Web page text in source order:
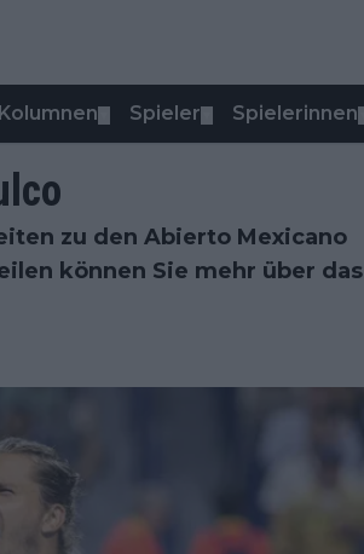
Spieler Spielerinnen
zu den Abierto Mexicano
können Sie mehr über das